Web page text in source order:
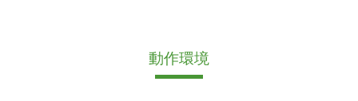
動作環境